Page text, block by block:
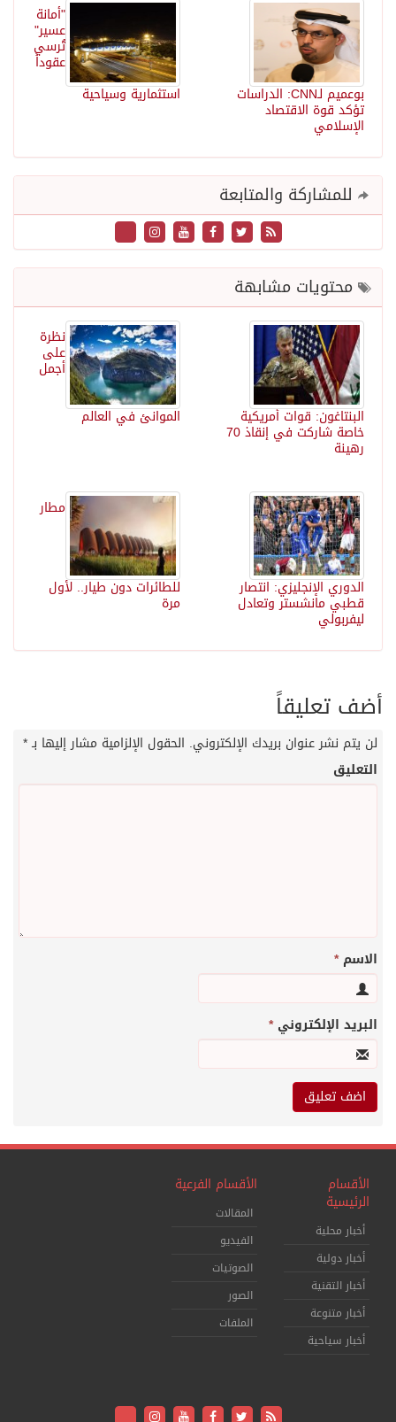
"أمانة
عسير"
تُرسي
عقوداً
استثمارية وسياحية
بوعميم لـCNN: الدراسات
تؤكد قوة الاقتصاد
الإسلامي
للمشاركة والمتابعة
محتويات مشابهة
نظرة
على
أجمل
الموانئ في العالم
البنتاغون: قوات أمريكية
خاصة شاركت في إنقاذ 70
رهينة
مطار
للطائرات دون طيار.. لأول
مرة
الدوري الإنجليزي: انتصار
قطبي مانشستر وتعادل
ليفربولي
أضف تعليقاً
لن يتم نشر عنوان بريدك الإلكتروني. الحقول الإلزامية مشار إليها بـ*
التعليق
الاسم*
البريد الإلكتروني*
الأقسام
الرئيسية
أخبار محلية
أخبار دولية
أخبار التقنية
أخبار متنوعة
أخبار سياحية
الأقسام الفرعية
المقالات
الفيديو
الصوتيات
الصور
الملفات